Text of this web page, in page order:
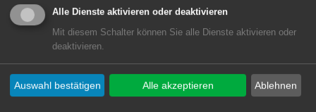
Rathaus Aalen
Marktplatz 30
73430Aalen
07361 52-0
Alle Dienste aktivieren oder deaktivieren
Mit diesem Schalter können Sie alle Dienste aktivieren oder
deaktivieren.
Ablehnen
Auswahl bestätigen Alle akzeptieren